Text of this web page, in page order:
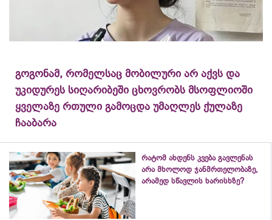
გოგონამ, რომელსაც მობილური არ აქვს და
უკიდურეს სიღარიბეში ცხოვრობს მსოფლიოში
ყველაზე რთული გამოცდა უმაღლეს ქულაზე
ჩააბარა
რატომ ახდენს კვება გავლენას
არა მხოლოდ ჯანმრთელობაზე,
არამედ სწავლის ხარისხზე?